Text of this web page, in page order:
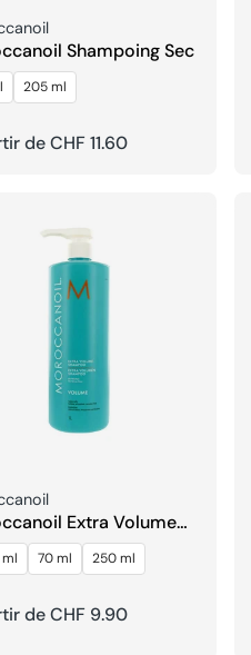
Shampoing Sec
205 ml
de CHF 11.60
Extra Volume
70 ml 250 ml
de CHF 9.90